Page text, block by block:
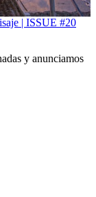
| ISSUE #20
y anunciamos